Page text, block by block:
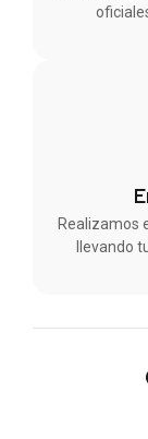
Realizamos
llevando